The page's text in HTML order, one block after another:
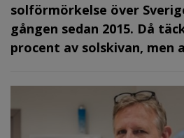
solförmörkelse över
gången sedan 2015. Då
procent av solskivan,